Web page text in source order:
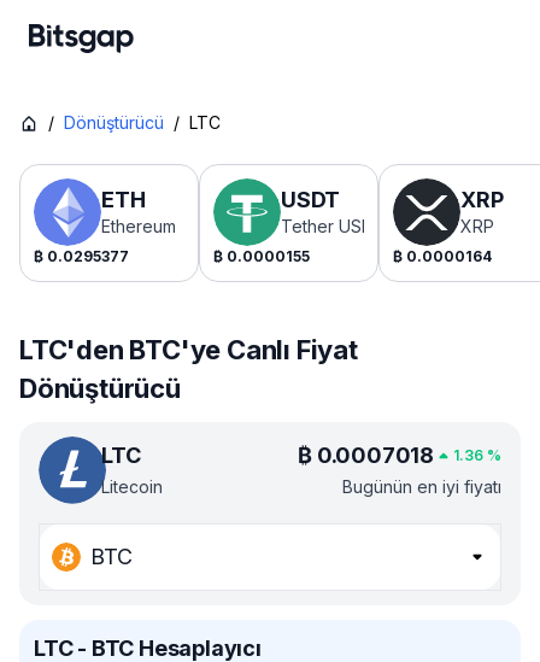
/ Dönüştürücü / LTC
ETH
Ethereum
₿ 0.0295377
USDT
Tether USDt
₿ 0.0000155
XRP
XRP
₿ 0.0000164
LTC'den BTC'ye Canlı Fiyat
Dönüştürücü
LTC
Litecoin
₿ 0.0007018 1.36 %
Bugünün en iyi fiyatı
BTC
LTC - BTC Hesaplayıcı